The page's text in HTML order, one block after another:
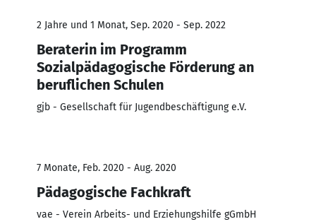
2 Jahre und 1 Monat, Sep. 2020 - Sep. 2022
Beraterin im Programm
Sozialpädagogische Förderung an
beruflichen Schulen
gjb - Gesellschaft für Jugendbeschäftigung e.V.
7 Monate, Feb. 2020 - Aug. 2020
Pädagogische Fachkraft
vae - Verein Arbeits- und Erziehungshilfe gGmbH